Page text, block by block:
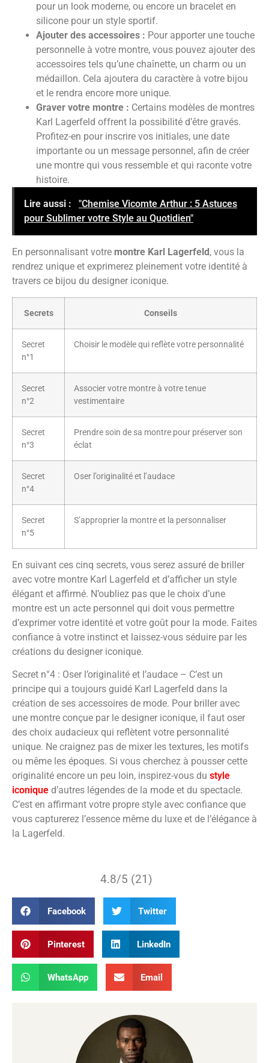
pour un look moderne, ou encore un bracelet en
silicone pour un style sportif.
Ajouter des accessoires : Pour apporter une touche
personnelle à votre montre, vous pouvez ajouter des
accessoires tels qu’une chaînette, un charm ou un
médaillon. Cela ajoutera du caractère à votre bijou
et le rendra encore more unique.
Graver votre montre : Certains modèles de montres
Karl Lagerfeld offrent la possibilité d’être gravés.
Profitez-en pour inscrire vos initiales, une date
importante ou un message personnel, afin de créer
une montre qui vous ressemble et qui raconte votre
histoire.
Lire aussi :
"Chemise Vicomte Arthur : 5 Astuces
pour Sublimer votre Style au Quotidien"
En personnalisant votre montre Karl Lagerfeld , vous la
rendrez unique et exprimerez pleinement votre identité à
travers ce bijou du designer iconique.
Secrets Conseils
Secret
n°1
Choisir le modèle qui reflète votre personnalité
Secret
n°2
Associer votre montre à votre tenue
vestimentaire
Secret
n°3
Prendre soin de sa montre pour préserver son
éclat
Secret
n°4
Oser l’originalité et l’audace
Secret
n°5
S’approprier la montre et la personnaliser
En suivant ces cinq secrets, vous serez assuré de briller
avec votre montre Karl Lagerfeld et d’afficher un style
élégant et affirmé. N’oubliez pas que le choix d’une
montre est un acte personnel qui doit vous permettre
d’exprimer votre identité et votre goût pour la mode. Faites
confiance à votre instinct et laissez-vous séduire par les
créations du designer iconique.
Secret n°4 : Oser l’originalité et l’audace – C’est un
principe qui a toujours guidé Karl Lagerfeld dans la
création de ses accessoires de mode. Pour briller avec
une montre conçue par le designer iconique, il faut oser
des choix audacieux qui reflètent votre personnalité
unique. Ne craignez pas de mixer les textures, les motifs
ou même les époques. Si vous cherchez à pousser cette
originalité encore un peu loin, inspirez-vous du style
iconique d’autres légendes de la mode et du spectacle.
C’est en affirmant votre propre style avec confiance que
vous capturerez l’essence même du luxe et de l’élégance à
la Lagerfeld.
4.8/5 (21)
Facebook Twitter
Pinterest LinkedIn
WhatsApp Email